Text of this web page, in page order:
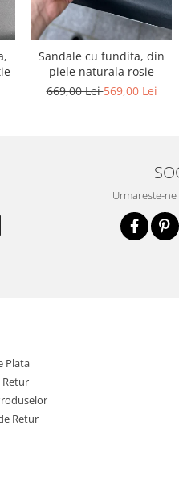
Sandale cu fundita, din
piele naturala rosie
669,00 Lei569,00 Lei
Urmareste-
Plata
Retur
Retur